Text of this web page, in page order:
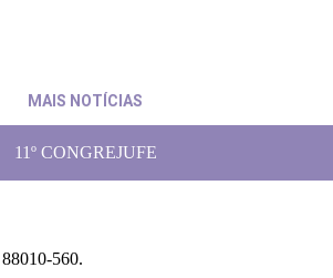
MAIS NOTÍCIAS
11º CONGREJUFE
560.